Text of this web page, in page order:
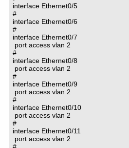
interface Ethernet0/5
#
interface Ethernet0/6
#
interface Ethernet0/7
port access vlan 2
#
interface Ethernet0/8
port access vlan 2
#
interface Ethernet0/9
port access vlan 2
#
interface Ethernet0/10
port access vlan 2
#
interface Ethernet0/11
port access vlan 2